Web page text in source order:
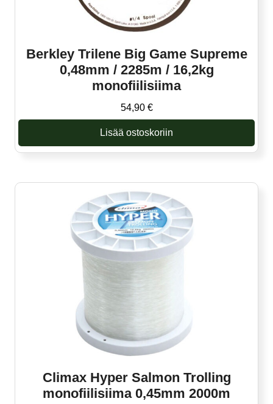
Berkley Trilene Big Game Supreme
0,48mm / 2285m / 16,2kg
monofiilisiima
54,90 €
Lisää ostoskoriin
Climax Hyper Salmon Trolling
monofiilisiima 0,45mm 2000m